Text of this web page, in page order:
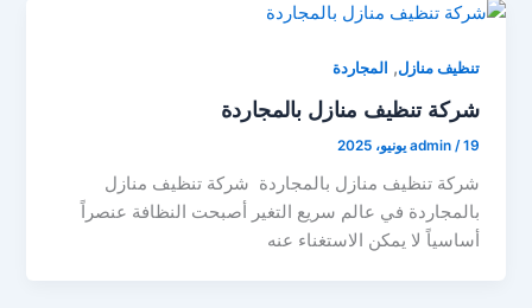
تنظيف منازل, المجاردة
شركة تنظيف منازل بالمجاردة
admin /19 يونيو، 2025
شركة تنظيف منازل بالمجاردة شركة تنظيف منازل
بالمجاردة في عالم سريع التغير أصبحت النظافة عنصراً
أساسياً لا يمكن الاستغناء عنه